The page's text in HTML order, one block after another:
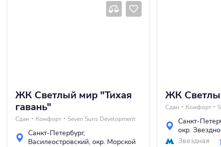
ЖК Светлый мир "Тихая
гавань"
Сдан Комфорт Seven Suns Development
Санкт-Петербург,
Василеостровский, окр. Морской
ЖК
Сдан Комфорт
Санкт-
окр.
Звездная